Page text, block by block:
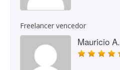
Freelancer vencedor
Mauricio A.